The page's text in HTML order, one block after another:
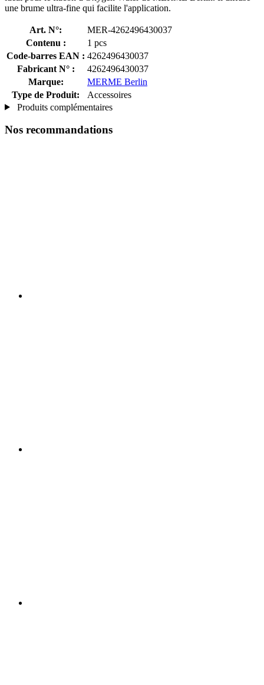
une brume ultra-fine qui facilite l'application.
Art. N°:
MER-4262496430037
Contenu :
1 pcs
Code-barres EAN : 4262496430037
Fabricant N° :
4262496430037
Marque:
MERME Berlin
Type de Produit:
Accessoires
Produits complémentaires
Nos recommandations